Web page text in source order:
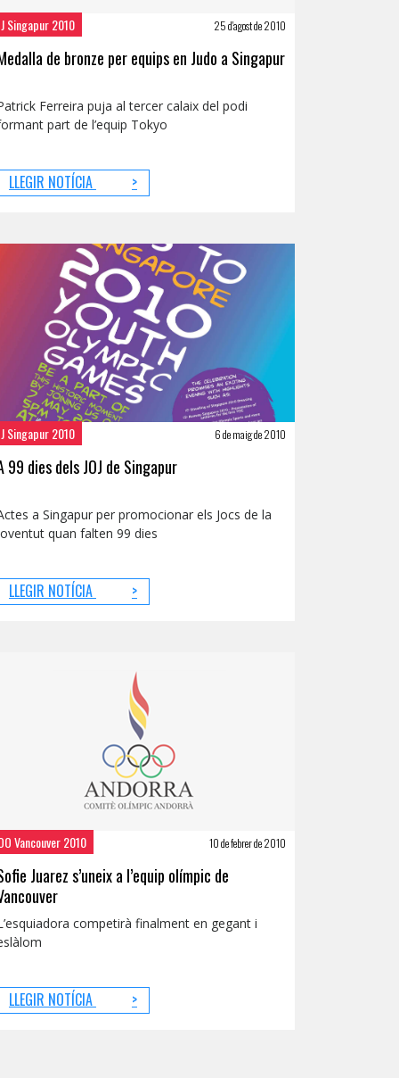
Singapur 2010 25 d'agost de 2010
de bronze per equips en Judo a Singapur
Ferreira puja al tercer calaix del podi
part de l’equip Tokyo
LLEGIR NOTÍCIA >
Singapur 2010 6 de maig de 2010
99 dies dels JOJ de Singapur
a Singapur per promocionar els Jocs de la
quan falten 99 dies
LLEGIR NOTÍCIA >
Vancouver 2010 10 de febrer de 2010
Juarez s’uneix a l’equip olímpic de
competirà finalment en gegant i
LLEGIR NOTÍCIA >